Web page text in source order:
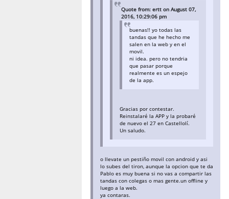
Quote from: ertt on August 07,
2016, 10:29:06 pm
buenas!! yo todas las
tandas que he hecho me
salen en la web y en el
movil.
ni idea. pero no tendria
que pasar porque
realmente es un espejo
de la app.
Gracias por contestar.
Reinstalaré la APP y la probaré
de nuevo el 27 en Castellolí.
Un saludo.
o llevate un pestiño movil con android y asi
lo subes del tiron, aunque la opcion que te da
Pablo es muy buena si no vas a compartir las
tandas con colegas o mas gente.un offline y
luego a la web.
ya contaras.